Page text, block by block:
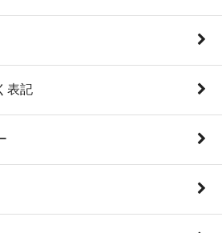
表記